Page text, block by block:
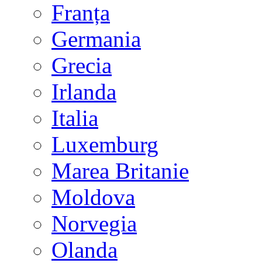
Franța
Germania
Grecia
Irlanda
Italia
Luxemburg
Marea Britanie
Moldova
Norvegia
Olanda